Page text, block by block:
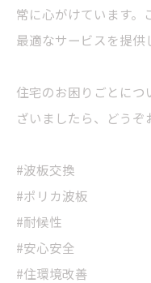
常に心がけています。
最適なサービスを提供
住宅のお困りごとに
ざいましたら、どうぞ
#波板交換
#ポリカ波板
#耐候性
#安心安全
#住環境改善